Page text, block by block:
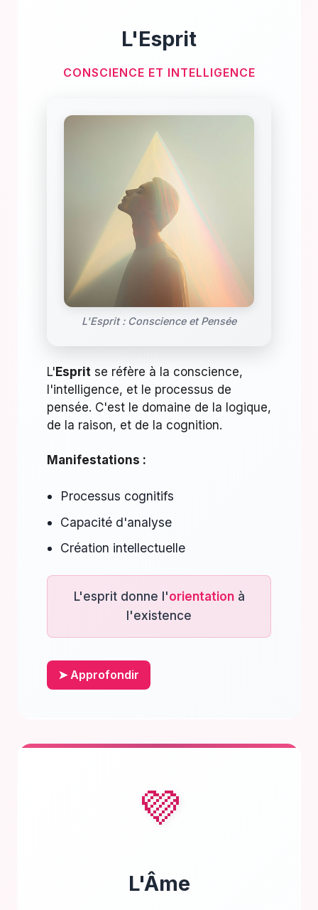
L'Esprit
CONSCIENCE ET INTELLIGENCE
L'Esprit : Conscience et Pensée
L'Esprit se réfère à la conscience,
l'intelligence, et le processus de
pensée. C'est le domaine de la logique,
de la raison, et de la cognition.
Manifestations :
Processus cognitifs
Capacité d'analyse
Création intellectuelle
L'esprit donne l'orientationà
l'existence
➤ Approfondir
💜
L'Âme